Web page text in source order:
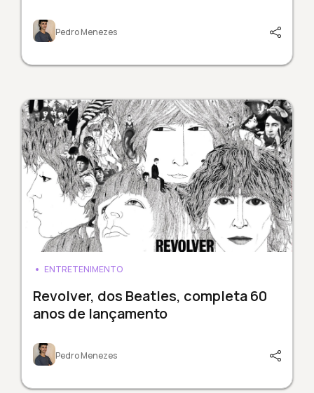
Pedro Menezes
ENTRETENIMENTO
Revolver, dos Beatles, completa 60
anos de lançamento
Pedro Menezes